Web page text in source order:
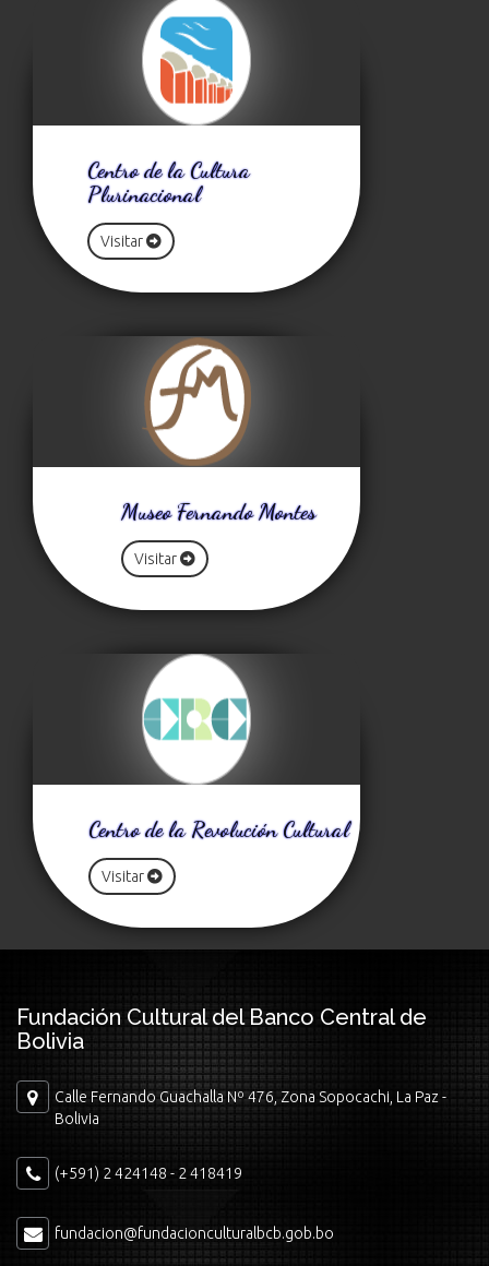
Centro de la Cultura
Plurinacional
Visitar
Museo Fernando Montes
Visitar
Centro de la Revolución Cultural
Visitar
Fundación Cultural del Banco Central de
Bolivia
Calle Fernando Guachalla Nº 476, Zona Sopocachi, La Paz -
Bolivia
(+591) 2 424148 - 2 418419
fundacion@fundacionculturalbcb.gob.bo